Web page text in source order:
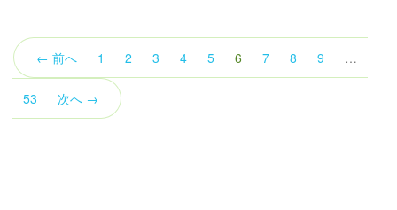
← 前へ 1 2 3 4 5 6 （こ
の
7 8 9 …
53 次へ →